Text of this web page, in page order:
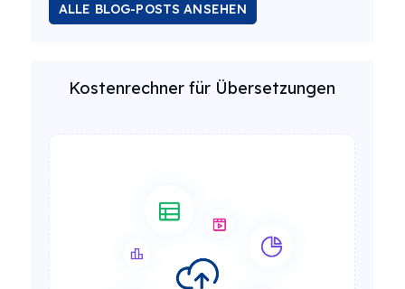
ALLE BLOG-POSTS ANSEHEN
Kostenrechner für Übersetzungen